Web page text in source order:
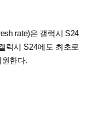
rate)은 갤럭시 S24
럭시 S24에도 최초로
한다.